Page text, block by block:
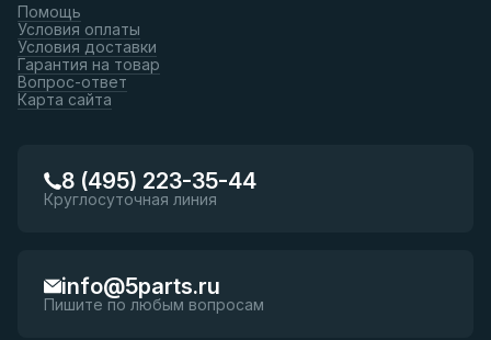
Помощь
Условия оплаты
Условия доставки
Гарантия на товар
Вопрос-ответ
Карта сайта
8 (495) 223-35-44
Круглосуточная линия
info@5parts.ru
Пишите по любым вопросам